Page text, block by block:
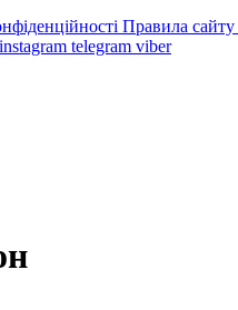
Правила сайту
instagram telegram viber